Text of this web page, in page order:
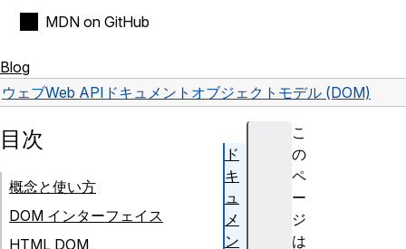
MDN on GitHub
Blog
ウェブWeb API ドキュメントオブジェクトモデル (DOM)
こ
の
ペ
ー
ジ
は
目次
概念と使い方
DOM インターフェイス
HTML DOM
ド
キ
ュ
メ
ン